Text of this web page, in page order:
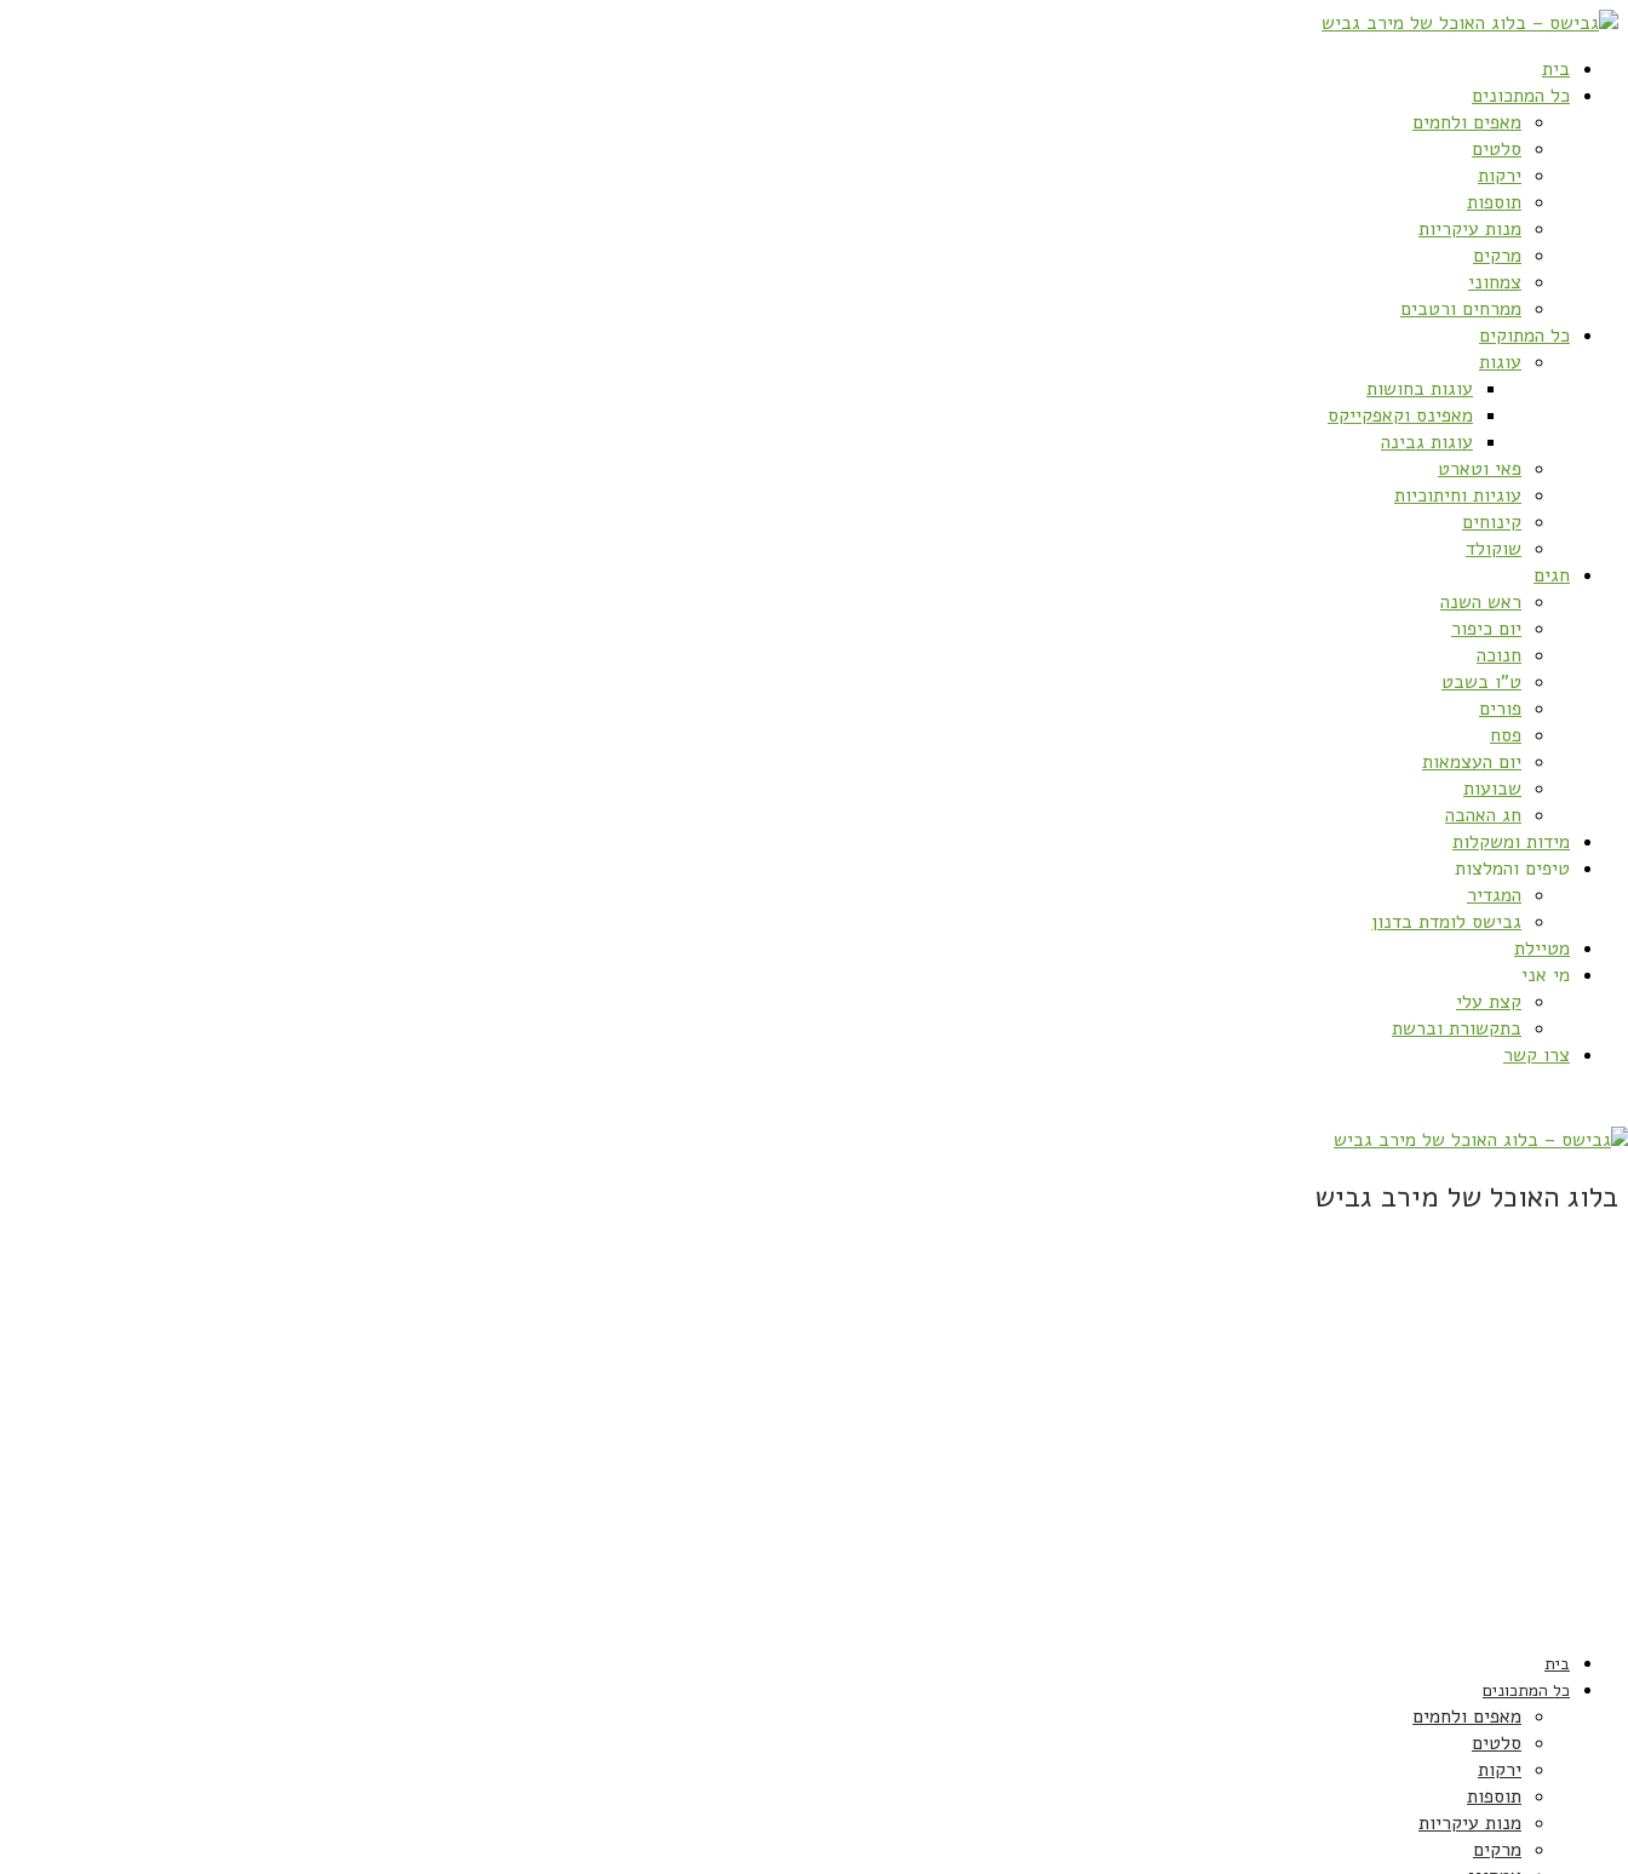
בית
כל המתכונים
מאפים ולחמים
סלטים
ירקות
תוספות
מנות עיקריות
מרקים
צמחוני
ממרחים ורטבים
כל המתוקים
עוגות
עוגות בחושות
מאפינס וקאפקייקס
עוגות גבינה
פאי וטארט
עוגיות וחיתוכיות
קינוחים
שוקולד
חגים
ראש השנה
יום כיפור
חנוכה
ט”ו בשבט
פורים
פסח
יום העצמאות
שבועות
חג האהבה
מידות ומשקלות
טיפים והמלצות
המגדיר
גבישס לומדת בדנון
מטיילת
מי אני
קצת עלי
בתקשורת וברשת
צרו קשר
בלוג האוכל של מירב גביש
בית
כל המתכונים
מאפים ולחמים
סלטים
ירקות
תוספות
מנות עיקריות
מרקים